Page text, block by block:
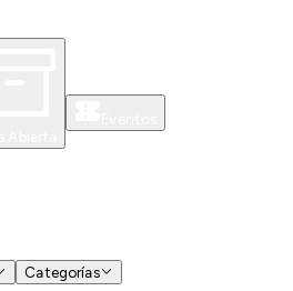
Categorías